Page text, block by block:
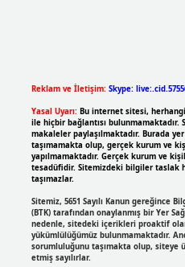
Reklam ve İletişim: Skype:
Yasal Uyarı: Bu internet sitesi,
ile hiçbir bağlantısı bulunmamaktadır.
makaleler paylaşılmaktadır. Burada
taşımamakta olup, gerçek kurum ve
yapılmamaktadır. Gerçek kurum ve
tesadüfidir. Sitemizdeki bilgiler taslak
taşımazlar.
Sitemiz, 5651 Sayılı Kanun gereğince
(BTK) tarafından onaylanmış bir Yer
nedenle, sitedeki içerikleri proaktif
yükümlülüğümüz bulunmamaktadır.
sorumluluğunu taşımakta olup, siteye
etmiş sayılırlar.